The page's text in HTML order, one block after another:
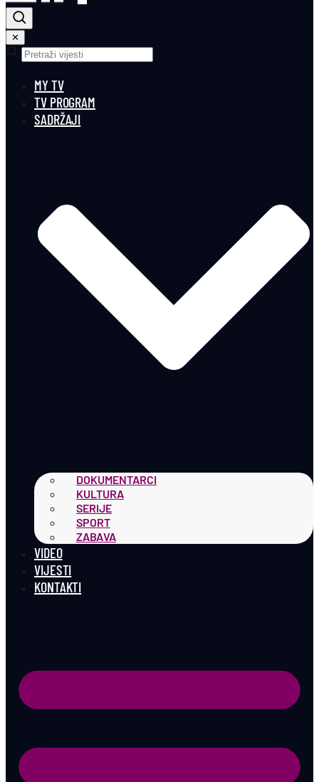
✕
MY TV
TV PROGRAM
SADRŽAJI
DOKUMENTARCI
KULTURA
SERIJE
SPORT
ZABAVA
VIDEO
VIJESTI
KONTAKTI